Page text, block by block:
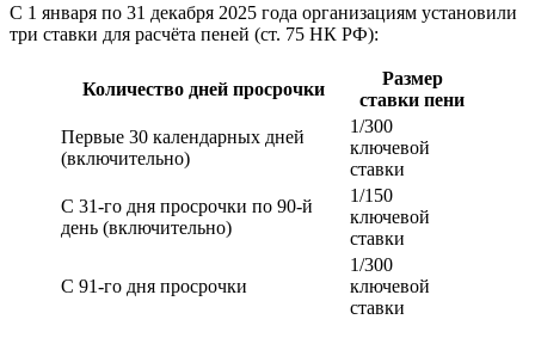
С 1 января по 31 декабря 2025 года организациям установили
три ставки для расчёта пеней (ст. 75 НК РФ):
Количество дней просрочки
Размер
ставки пени
Первые 30 календарных дней
(включительно)
1/300
ключевой
ставки
С 31-го дня просрочки по 90-й
день (включительно)
1/150
ключевой
ставки
С 91-го дня просрочки
1/300
ключевой
ставки